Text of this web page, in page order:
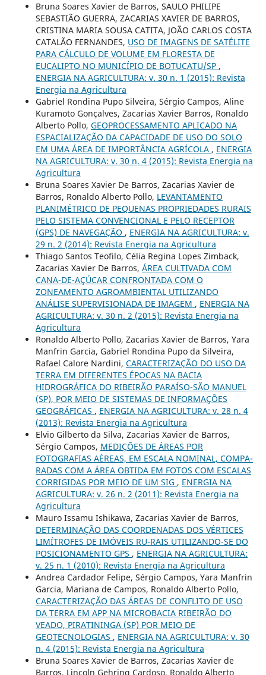
Bruna Soares Xavier de Barros, SAULO PHILIPE
SEBASTIÃO GUERRA, ZACARIAS XAVIER DE BARROS,
CRISTINA MARIA SOUSA CATITA, JOÃO CARLOS COSTA
CATALÃO FERNANDES, USO DE IMAGENS DE SATÉLITE
PARA CÁLCULO DE VOLUME EM FLORESTA DE
EUCALIPTO NO MUNICÍPIO DE BOTUCATU/SP ,
ENERGIA NA AGRICULTURA: v. 30 n. 1 (2015): Revista
Energia na Agricultura
Gabriel Rondina Pupo Silveira, Sérgio Campos, Aline
Kuramoto Gonçalves, Zacarias Xavier Barros, Ronaldo
Alberto Pollo, GEOPROCESSAMENTO APLICADO NA
ESPACIALIZAÇÃO DA CAPACIDADE DE USO DO SOLO
EM UMA ÁREA DE IMPORTÂNCIA AGRÍCOLA , ENERGIA
NA AGRICULTURA: v. 30 n. 4 (2015): Revista Energia na
Agricultura
Bruna Soares Xavier De Barros, Zacarias Xavier de
Barros, Ronaldo Alberto Pollo, LEVANTAMENTO
PLANIMÉTRICO DE PEQUENAS PROPRIEDADES RURAIS
PELO SISTEMA CONVENCIONAL E PELO RECEPTOR
(GPS) DE NAVEGAÇÃO , ENERGIA NA AGRICULTURA: v.
29 n. 2 (2014): Revista Energia na Agricultura
Thiago Santos Teofilo, Célia Regina Lopes Zimback,
Zacarias Xavier De Barros, ÁREA CULTIVADA COM
CANA-DE-AÇÚCAR CONFRONTADA COM O
ZONEAMENTO AGROAMBIENTAL UTILIZANDO
ANÁLISE SUPERVISIONADA DE IMAGEM , ENERGIA NA
AGRICULTURA: v. 30 n. 2 (2015): Revista Energia na
Agricultura
Ronaldo Alberto Pollo, Zacarias Xavier de Barros, Yara
Manfrin Garcia, Gabriel Rondina Pupo da Silveira,
Rafael Calore Nardini, CARACTERIZAÇÃO DO USO DA
TERRA EM DIFERENTES ÉPOCAS NA BACIA
HIDROGRÁFICA DO RIBEIRÃO PARAÍSO-SÃO MANUEL
(SP), POR MEIO DE SISTEMAS DE INFORMAÇÕES
GEOGRÁFICAS , ENERGIA NA AGRICULTURA: v. 28 n. 4
(2013): Revista Energia na Agricultura
Elvio Gilberto da Silva, Zacarias Xavier de Barros,
Sérgio Campos, MEDIÇÕES DE ÁREAS POR
FOTOGRAFIAS AÉREAS, EM ESCALA NOMINAL, COMPA-
RADAS COM A ÁREA OBTIDA EM FOTOS COM ESCALAS
CORRIGIDAS POR MEIO DE UM SIG , ENERGIA NA
AGRICULTURA: v. 26 n. 2 (2011): Revista Energia na
Agricultura
Mauro Issamu Ishikawa, Zacarias Xavier de Barros,
DETERMINAÇÃO DAS COORDENADAS DOS VÉRTICES
LIMÍTROFES DE IMÓVEIS RU-RAIS UTILIZANDO-SE DO
POSICIONAMENTO GPS , ENERGIA NA AGRICULTURA:
v. 25 n. 1 (2010): Revista Energia na Agricultura
Andrea Cardador Felipe, Sérgio Campos, Yara Manfrin
Garcia, Mariana de Campos, Ronaldo Alberto Pollo,
CARACTERIZAÇÃO DAS ÁREAS DE CONFLITO DE USO
DA TERRA EM APP NA MICROBACIA RIBEIRÃO DO
VEADO, PIRATININGA (SP) POR MEIO DE
GEOTECNOLOGIAS , ENERGIA NA AGRICULTURA: v. 30
n. 4 (2015): Revista Energia na Agricultura
Bruna Soares Xavier de Barros, Zacarias Xavier de
Barros, Lincoln Gehring Cardoso, Ronaldo Alberto